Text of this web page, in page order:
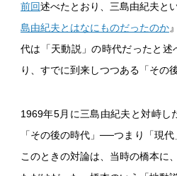
前回述べたとおり、三島由紀夫と
島由紀夫とはなにものだったのか
代は「天動説」の時代だったと
り、すでに到来しつつある「その
1969年5月に三島由紀夫と対峙し
「その後の時代」──つまり「現
このときの対論は、当時の橋本に